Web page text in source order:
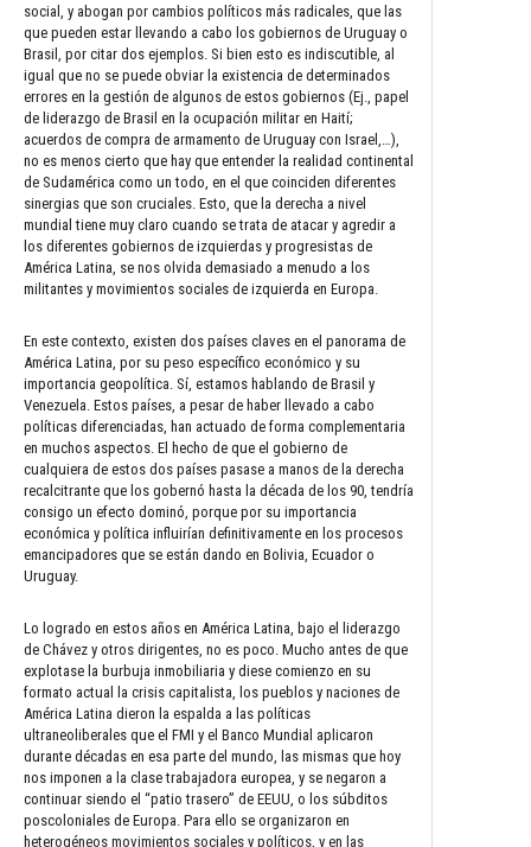
social, y abogan por cambios políticos más radicales, que las
que pueden estar llevando a cabo los gobiernos de Uruguay o
Brasil, por citar dos ejemplos. Si bien esto es indiscutible, al
igual que no se puede obviar la existencia de determinados
errores en la gestión de algunos de estos gobiernos (Ej., papel
de liderazgo de Brasil en la ocupación militar en Haití;
acuerdos de compra de armamento de Uruguay con Israel,…),
no es menos cierto que hay que entender la realidad continental
de Sudamérica como un todo, en el que coinciden diferentes
sinergias que son cruciales. Esto, que la derecha a nivel
mundial tiene muy claro cuando se trata de atacar y agredir a
los diferentes gobiernos de izquierdas y progresistas de
América Latina, se nos olvida demasiado a menudo a los
militantes y movimientos sociales de izquierda en Europa.
En este contexto, existen dos países claves en el panorama de
América Latina, por su peso específico económico y su
importancia geopolítica. Sí, estamos hablando de Brasil y
Venezuela. Estos países, a pesar de haber llevado a cabo
políticas diferenciadas, han actuado de forma complementaria
en muchos aspectos. El hecho de que el gobierno de
cualquiera de estos dos países pasase a manos de la derecha
recalcitrante que los gobernó hasta la década de los 90, tendría
consigo un efecto dominó, porque por su importancia
económica y política influirían definitivamente en los procesos
emancipadores que se están dando en Bolivia, Ecuador o
Uruguay.
Lo logrado en estos años en América Latina, bajo el liderazgo
de Chávez y otros dirigentes, no es poco. Mucho antes de que
explotase la burbuja inmobiliaria y diese comienzo en su
formato actual la crisis capitalista, los pueblos y naciones de
América Latina dieron la espalda a las políticas
ultraneoliberales que el FMI y el Banco Mundial aplicaron
durante décadas en esa parte del mundo, las mismas que hoy
nos imponen a la clase trabajadora europea, y se negaron a
continuar siendo el “patio trasero” de EEUU, o los súbditos
poscoloniales de Europa. Para ello se organizaron en
heterogéneos movimientos sociales y políticos, y en las